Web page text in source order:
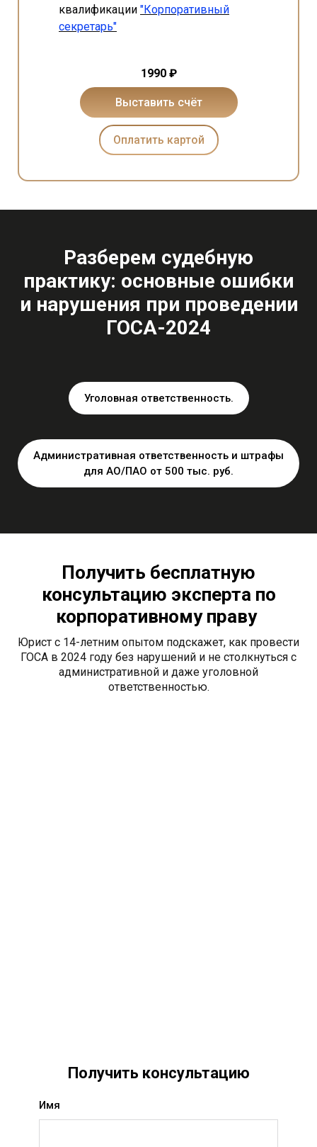
квалификации "Корпоративный
секретарь"
1990 ₽
Выставить счёт
Оплатить картой
Разберем судебную
практику: основные ошибки
и нарушения при проведении
ГОСА-2024
Уголовная ответственность.
Административная ответственность и штрафы
для АО/ПАО от 500 тыс. руб.
Получить бесплатную
консультацию эксперта по
корпоративному праву
Юрист с 14-летним опытом подскажет, как провести
ГОСА в 2024 году без нарушений и не столкнуться с
административной и даже уголовной
ответственностью.
Получить консультацию
Имя